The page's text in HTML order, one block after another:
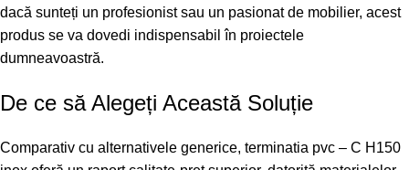
dacă sunteți un profesionist sau un pasionat de mobilier, acest
produs se va dovedi indispensabil în proiectele
dumneavoastră.
De ce să Alegeți Această Soluție
Comparativ cu alternativele generice, terminatia pvc – C H150